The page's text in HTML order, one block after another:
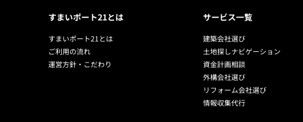
すまいポート21とは
すまいポート21とは
ご利用の流れ
運営方針・こだわり
サービス一覧
建築会社選び
土地探しナビゲーション
資金計画相談
外構会社選び
リフォーム会社選び
情報収集代行